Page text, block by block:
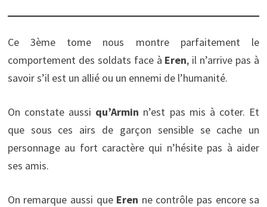
Ce 3ème tome nous montre parfaitement le
comportement des soldats face à Eren, il n’arrive pas à
savoir s’il est un allié ou un ennemi de l’humanité.
On constate aussi qu’Armin n’est pas mis à coter. Et
que sous ces airs de garçon sensible se cache un
personnage au fort caractère qui n’hésite pas à aider
ses amis.
On remarque aussi que Eren ne contrôle pas encore sa